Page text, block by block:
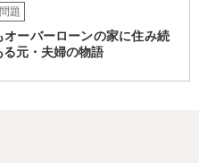
題
オーバーローンの家に住み続
る元・夫婦の物語